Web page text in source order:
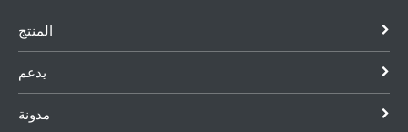
المنتج
يدعم
مدونة